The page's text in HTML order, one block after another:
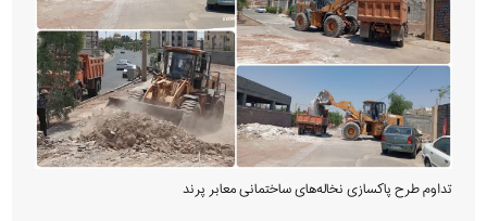
تداوم طرح پاکسازی نخاله‌های ساختمانی معابر پرند